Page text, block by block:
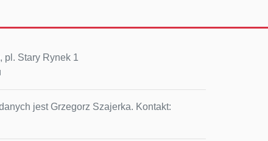
, pl. Stary Rynek 1
jest Grzegorz Szajerka. Kontakt: